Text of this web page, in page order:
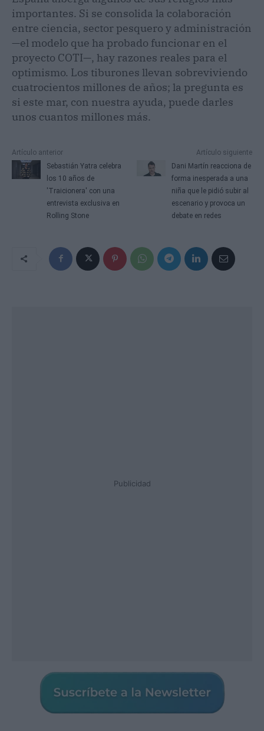
importantes. Si se consolida la colaboración
entre ciencia, sector pesquero y administración
—el modelo que ha probado funcionar en el
proyecto COTI—, hay razones reales para el
optimismo. Los tiburones llevan sobreviviendo
cuatrocientos millones de años; la pregunta es
si este mar, con nuestra ayuda, puede darles
unos cuantos millones más.
Artículo anterior
Sebastián Yatra celebra
los 10 años de
'Traicionera' con una
entrevista exclusiva en
Rolling Stone
Artículo siguiente
Dani Martín reacciona de
forma inesperada a una
niña que le pidió subir al
escenario y provoca un
debate en redes
Publicidad